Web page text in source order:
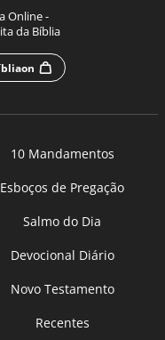
Online -
da Bíblia
10 Mandamentos
Esboços de Pregação
Salmo do Dia
Devocional Diário
Novo Testamento
Recentes